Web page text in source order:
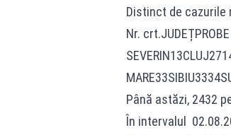
Distinct de cazurile
Nr.
Până astăzi, 2432
În intervalul